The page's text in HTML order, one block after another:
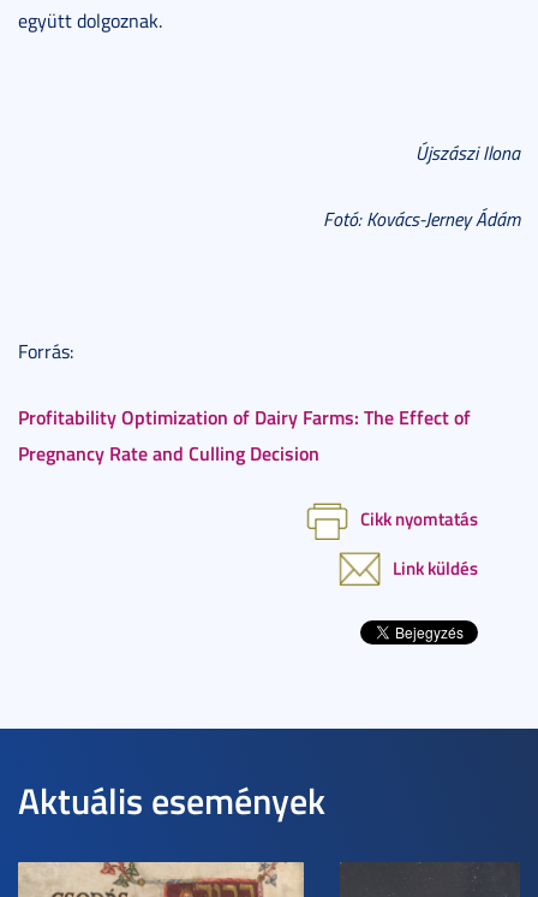
együtt dolgoznak.
Újszászi Ilona
Fotó: Kovács-Jerney Ádám
Forrás:
Profitability Optimization of Dairy Farms: The Effect of
Pregnancy Rate and Culling Decision
Cikk nyomtatás
Link küldés
Aktuális események